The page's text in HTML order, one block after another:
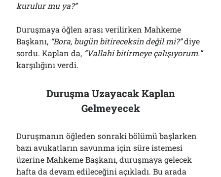
kurulur mu ya?”
Duruşmaya öğlen arası verilirken Mahkeme
Başkanı, “Bora, bugün bitireceksin değil mi?”diye
sordu. Kaplan da, “Vallahi bitirmeye çalışıyorum.”
karşılığını verdi.
Duruşma Uzayacak Kaplan
Gelmeyecek
Duruşmanın öğleden sonraki bölümü başlarken
bazı avukatların savunma için süre istemesi
üzerine Mahkeme Başkanı, duruşmaya gelecek
hafta da devam edileceğini açıkladı. Bu arada